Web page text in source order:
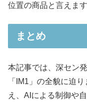
位置の商品と言えます
まとめ
本記事では、深セン
「IM1」の全貌に迫
え、AIによる制御や